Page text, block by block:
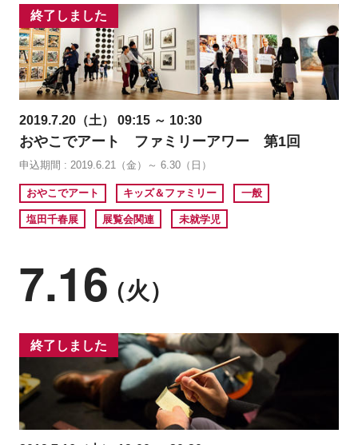
終了しました
2019.7.20（土） 09:15 ～ 10:30
おやこでアート ファミリーアワー 第1回
申込期間 : 2019.6.21（金）～ 6.30（日）
おやこでアート キッズ＆ファミリー 一般
塩田千春展 展覧会関連 未就学児
7.16（火）
終了しました